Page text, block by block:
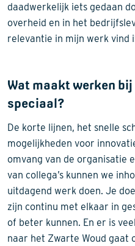
daadwerkelijk iets gedaan
overheid en in het
relevantie in mijn werk vind
Wat maakt werken
speciaal?
De korte lijnen, het snelle
mogelijkheden voor
omvang van de organisatie
van collega’s kunnen we
uitdagend werk doen. Je
zijn continu met elkaar in
of beter kunnen. En er is
naar het Zwarte Woud gaat